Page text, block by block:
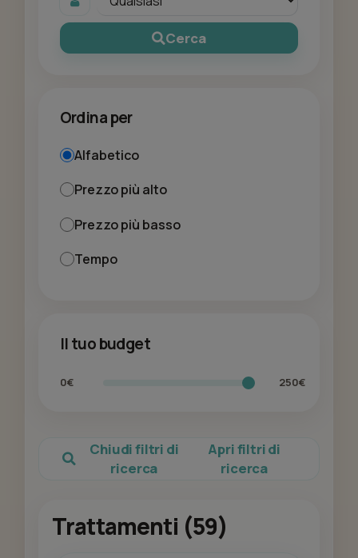
Cerca
Ordina per
Alfabetico
Prezzo più alto
Prezzo più basso
Tempo
Il tuo budget
0€ 250€
Chiudi filtri di
ricerca
Apri filtri di
ricerca
Trattamenti (59)